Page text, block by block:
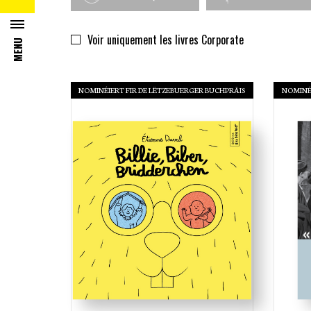
MENU
CUISINE
TOURISME
Voir uniquement les livres Corporate
NOMINÉIERT FIR DE LËTZEBUERGER BUCHPRÄIS